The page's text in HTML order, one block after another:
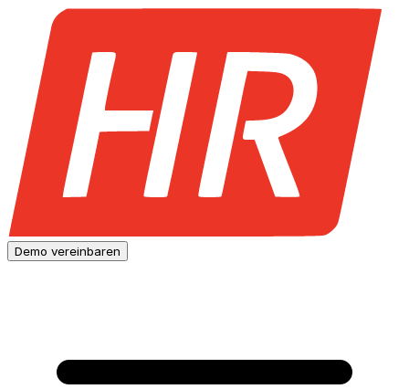
Demo vereinbaren